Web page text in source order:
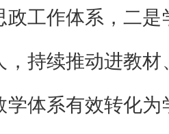
政工作体系，二
，持续推动进教
学体系有效转化